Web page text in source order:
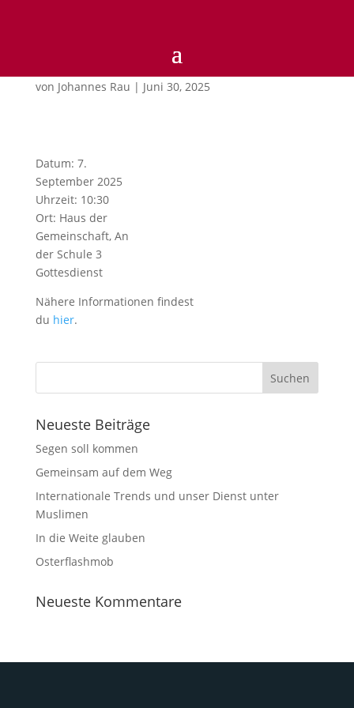
10:30)GOTTESDIENST
von Johannes Rau | Juni 30, 2025
Datum: 7.
September 2025
Uhrzeit: 10:30
Ort: Haus der
Gemeinschaft, An
der Schule 3
Gottesdienst
Nähere Informationen findest
du hier.
Neueste Beiträge
Segen soll kommen
Gemeinsam auf dem Weg
Internationale Trends und unser Dienst unter
Muslimen
In die Weite glauben
Osterflashmob
Neueste Kommentare